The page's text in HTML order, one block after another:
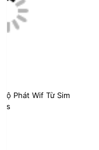
Phát Wif Từ Sim